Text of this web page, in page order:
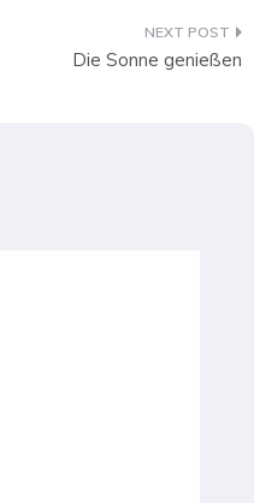
Die Sonne genießen